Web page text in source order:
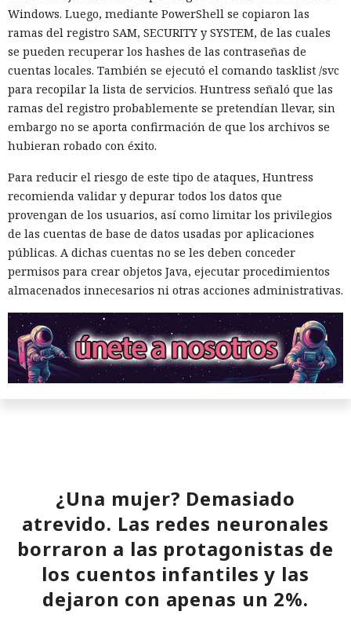
Windows. Luego, mediante PowerShell se copiaron las
ramas del registro SAM, SECURITY y SYSTEM, de las cuales
se pueden recuperar los hashes de las contraseñas de
cuentas locales. También se ejecutó el comando tasklist /svc
para recopilar la lista de servicios. Huntress señaló que las
ramas del registro probablemente se pretendían llevar, sin
embargo no se aporta confirmación de que los archivos se
hubieran robado con éxito.
Para reducir el riesgo de este tipo de ataques, Huntress
recomienda validar y depurar todos los datos que
provengan de los usuarios, así como limitar los privilegios
de las cuentas de base de datos usadas por aplicaciones
públicas. A dichas cuentas no se les deben conceder
permisos para crear objetos Java, ejecutar procedimientos
almacenados innecesarios ni otras acciones administrativas.
¿Una mujer? Demasiado
atrevido. Las redes neuronales
borraron a las protagonistas de
los cuentos infantiles y las
dejaron con apenas un 2%.